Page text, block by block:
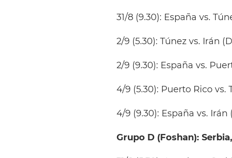
31/8 (9.30): España vs.
2/9 (5.30): Túnez vs. Irán
2/9 (9.30): España vs.
4/9 (5.30): Puerto Rico vs.
4/9 (9.30): España vs. Irán
Grupo D (Foshan):